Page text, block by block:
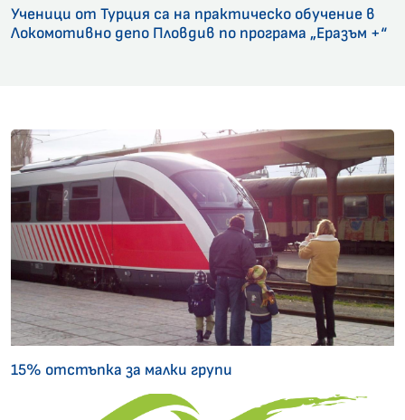
Ученици от Турция са на практическо обучение в
Локомотивно депо Пловдив по програма „Еразъм +“
15% отстъпка за малки групи